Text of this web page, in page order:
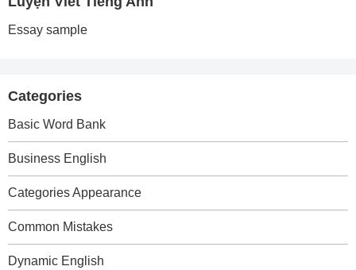
Essay sample
Categories
Basic Word Bank
Business English
Categories Appearance
Common Mistakes
Dynamic English